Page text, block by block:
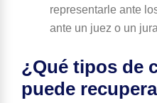
representarle ante
ante un juez o un
¿Qué tipos de
puede